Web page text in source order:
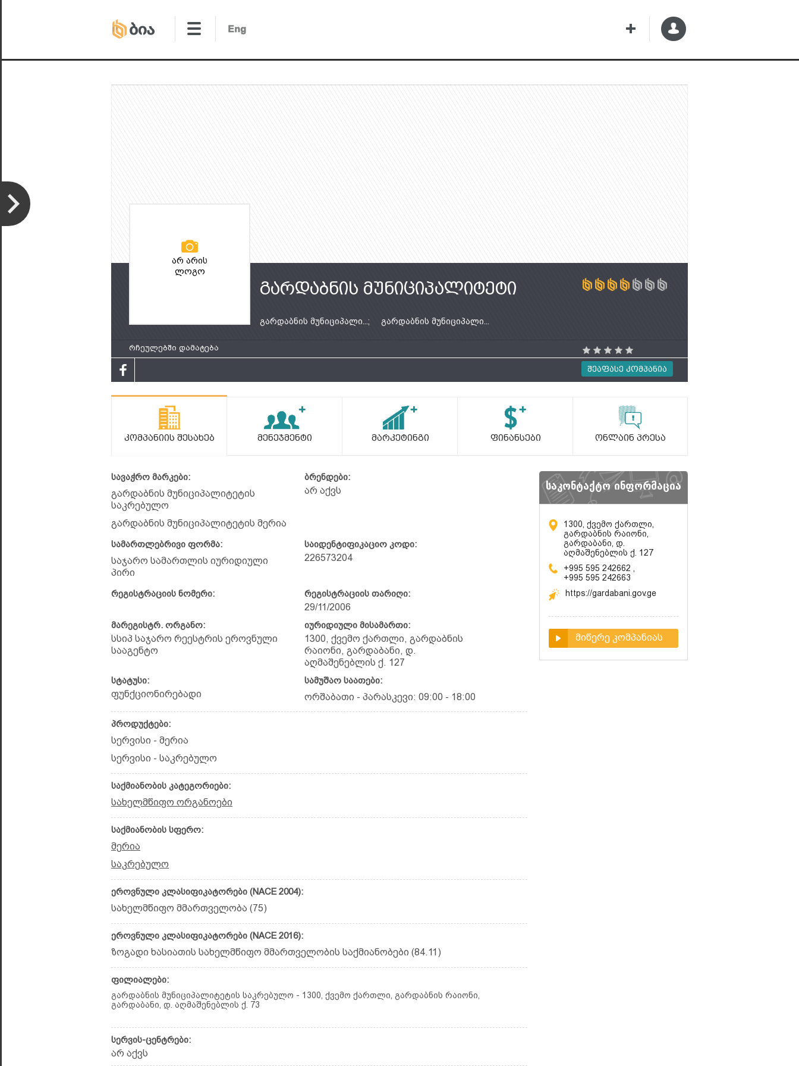
არ არის
ლოგო
გარდაბნის მუნიციპალიტეტი
გარდაბნის მუნიციპალი...; გარდაბნის მუნიციპალი...
Შეაფასე Კომპანია
რჩეულებში დამატება
Კომპანიის Შესახებ Მენეჯმენტი Მარკეტინგი Ფინანსები Ონლაინ Პრესა
სავაჭრო მარკები:
გარდაბნის მუნიციპალიტეტის
საკრებულო
გარდაბნის მუნიციპალიტეტის მერია
ბრენდები:
არ აქვს
სამართლებრივი ფორმა:
საჯარო სამართლის იურიდიული
პირი
საიდენტიფიკაციო კოდი:
226573204
რეგისტრაციის ნომერი: რეგისტრაციის თარიღი:
29/11/2006
მარეგისტრ. ორგანო:
სსიპ საჯარო რეესტრის ეროვნული
სააგენტო
იურიდიული მისამართი:
1300, ქვემო ქართლი, გარდაბნის
რაიონი, გარდაბანი, დ.
აღმაშენებლის ქ. 127
სტატუსი:
ფუნქციონირებადი
სამუშაო საათები:
ორშაბათი - პარასკევი: 09:00 - 18:00
პროდუქტები:
სერვისი - მერია
სერვისი - საკრებულო
საქმიანობის კატეგორიები:
სახელმწიფო ორგანოები
საქმიანობის სფერო:
მერია
საკრებულო
ეროვნული კლასიფიკატორები (NACE 2004):
სახელმწიფო მმართველობა (75)
ეროვნული კლასიფიკატორები (NACE 2016):
ზოგადი ხასიათის სახელმწიფო მმართველობის საქმიანობები (84.11)
ფილიალები:
გარდაბნის მუნიციპალიტეტის საკრებულო - 1300, ქვემო ქართლი, გარდაბნის რაიონი,
გარდაბანი, დ. აღმაშენებლის ქ. 73
სერვის-ცენტრები:
არ აქვს
საკონტაქტო ინფორმაცია
1300, ქვემო ქართლი,
გარდაბნის რაიონი,
გარდაბანი, დ.
აღმაშენებლის ქ. 127
+995 595 242662
+995 595 242663
https://gardabani.gov.ge
მიწერე კომპანიას